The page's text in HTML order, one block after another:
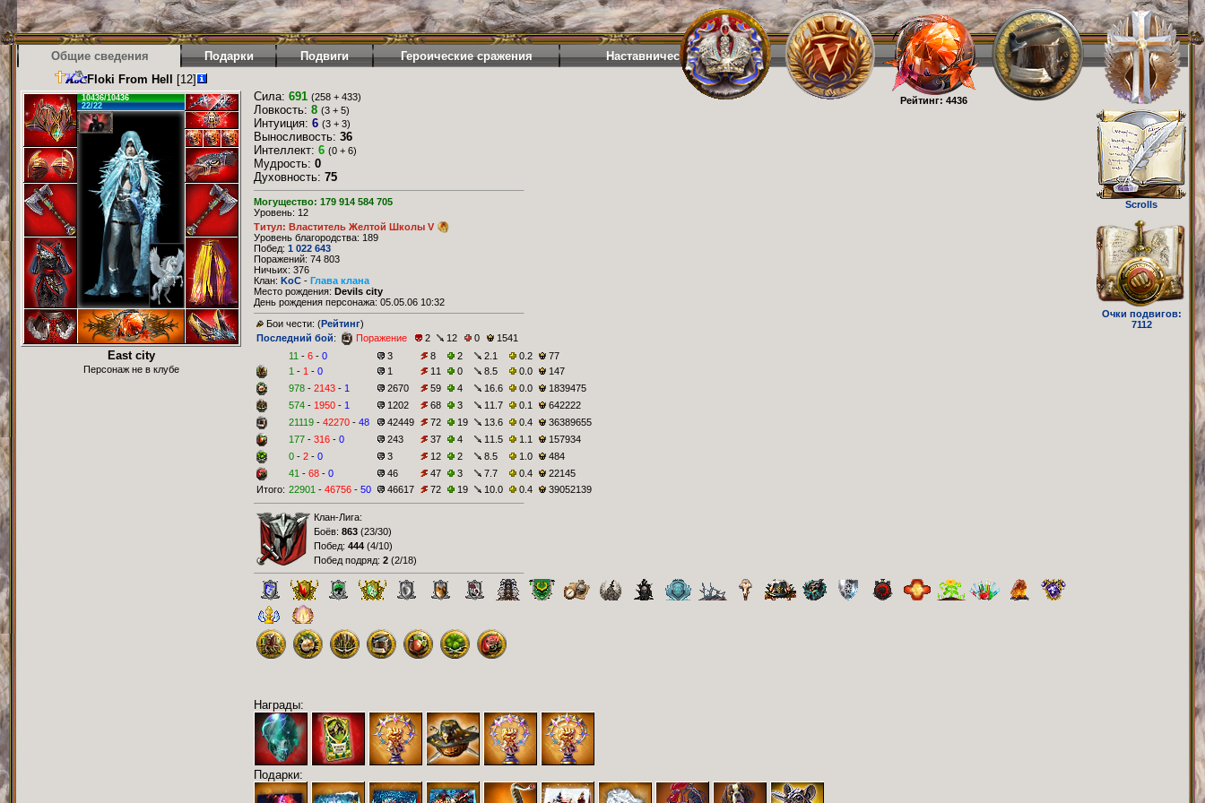
Рейтинг: 4436
Scrolls
Очки подвигов:
7112
Общие сведения Подарки Подвиги Героические сражения
Наставничество
Floki From Hell
[12]
10436/10436
22/22
East city
Персонаж не в клубе
Сила: 691 (258 + 433)
Ловкость: 8 (3 + 5)
Интуиция: 6 (3 + 3)
Выносливость: 36
Интеллект: 6 (0 + 6)
Мудрость: 0
Духовность: 75
Могущество: 179 914 584 705
Уровень: 12
Титул: Властитель Желтой Школы V
Уровень благородства: 189
Побед: 1 022 643
Поражений: 74 803
Ничьих: 376
Клан: KoC - Глава клана
Место рождения: Devils city
День рождения персонажа: 05.05.06 10:32
Бои чести: (Рейтинг)
Последний бой: Поражение 2 12 0
1541
11 - 6 - 0 3 8 2 2.1 0.2
77
1 - 1 - 0 1 11 0 8.5 0.0
147
978 - 2143 - 1 2670 59 4 16.6 0.0
1839475
574 - 1950 - 1 1202 68 3 11.7 0.1
642222
21119 - 42270 - 48 42449 72 19 13.6 0.4
36389655
177 - 316 - 0 243 37 4 11.5 1.1
157934
0 - 2 - 0 3 12 2 8.5 1.0
484
41 - 68 - 0 46 47 3 7.7 0.4
22145
Итого: 22901 - 46756 - 50 46617 72 19 10.0 0.4 39052139
Клан-Лига:
Боёв: 863 (23/30)
Побед: 444 (4/10)
Побед подряд: 2 (2/18)
Награды:
Подарки: